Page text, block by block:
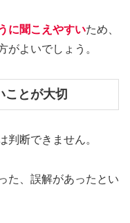
に聞こえやすいため、
がよいでしょう。
ことが大切
判断できません。
た、誤解があったとい